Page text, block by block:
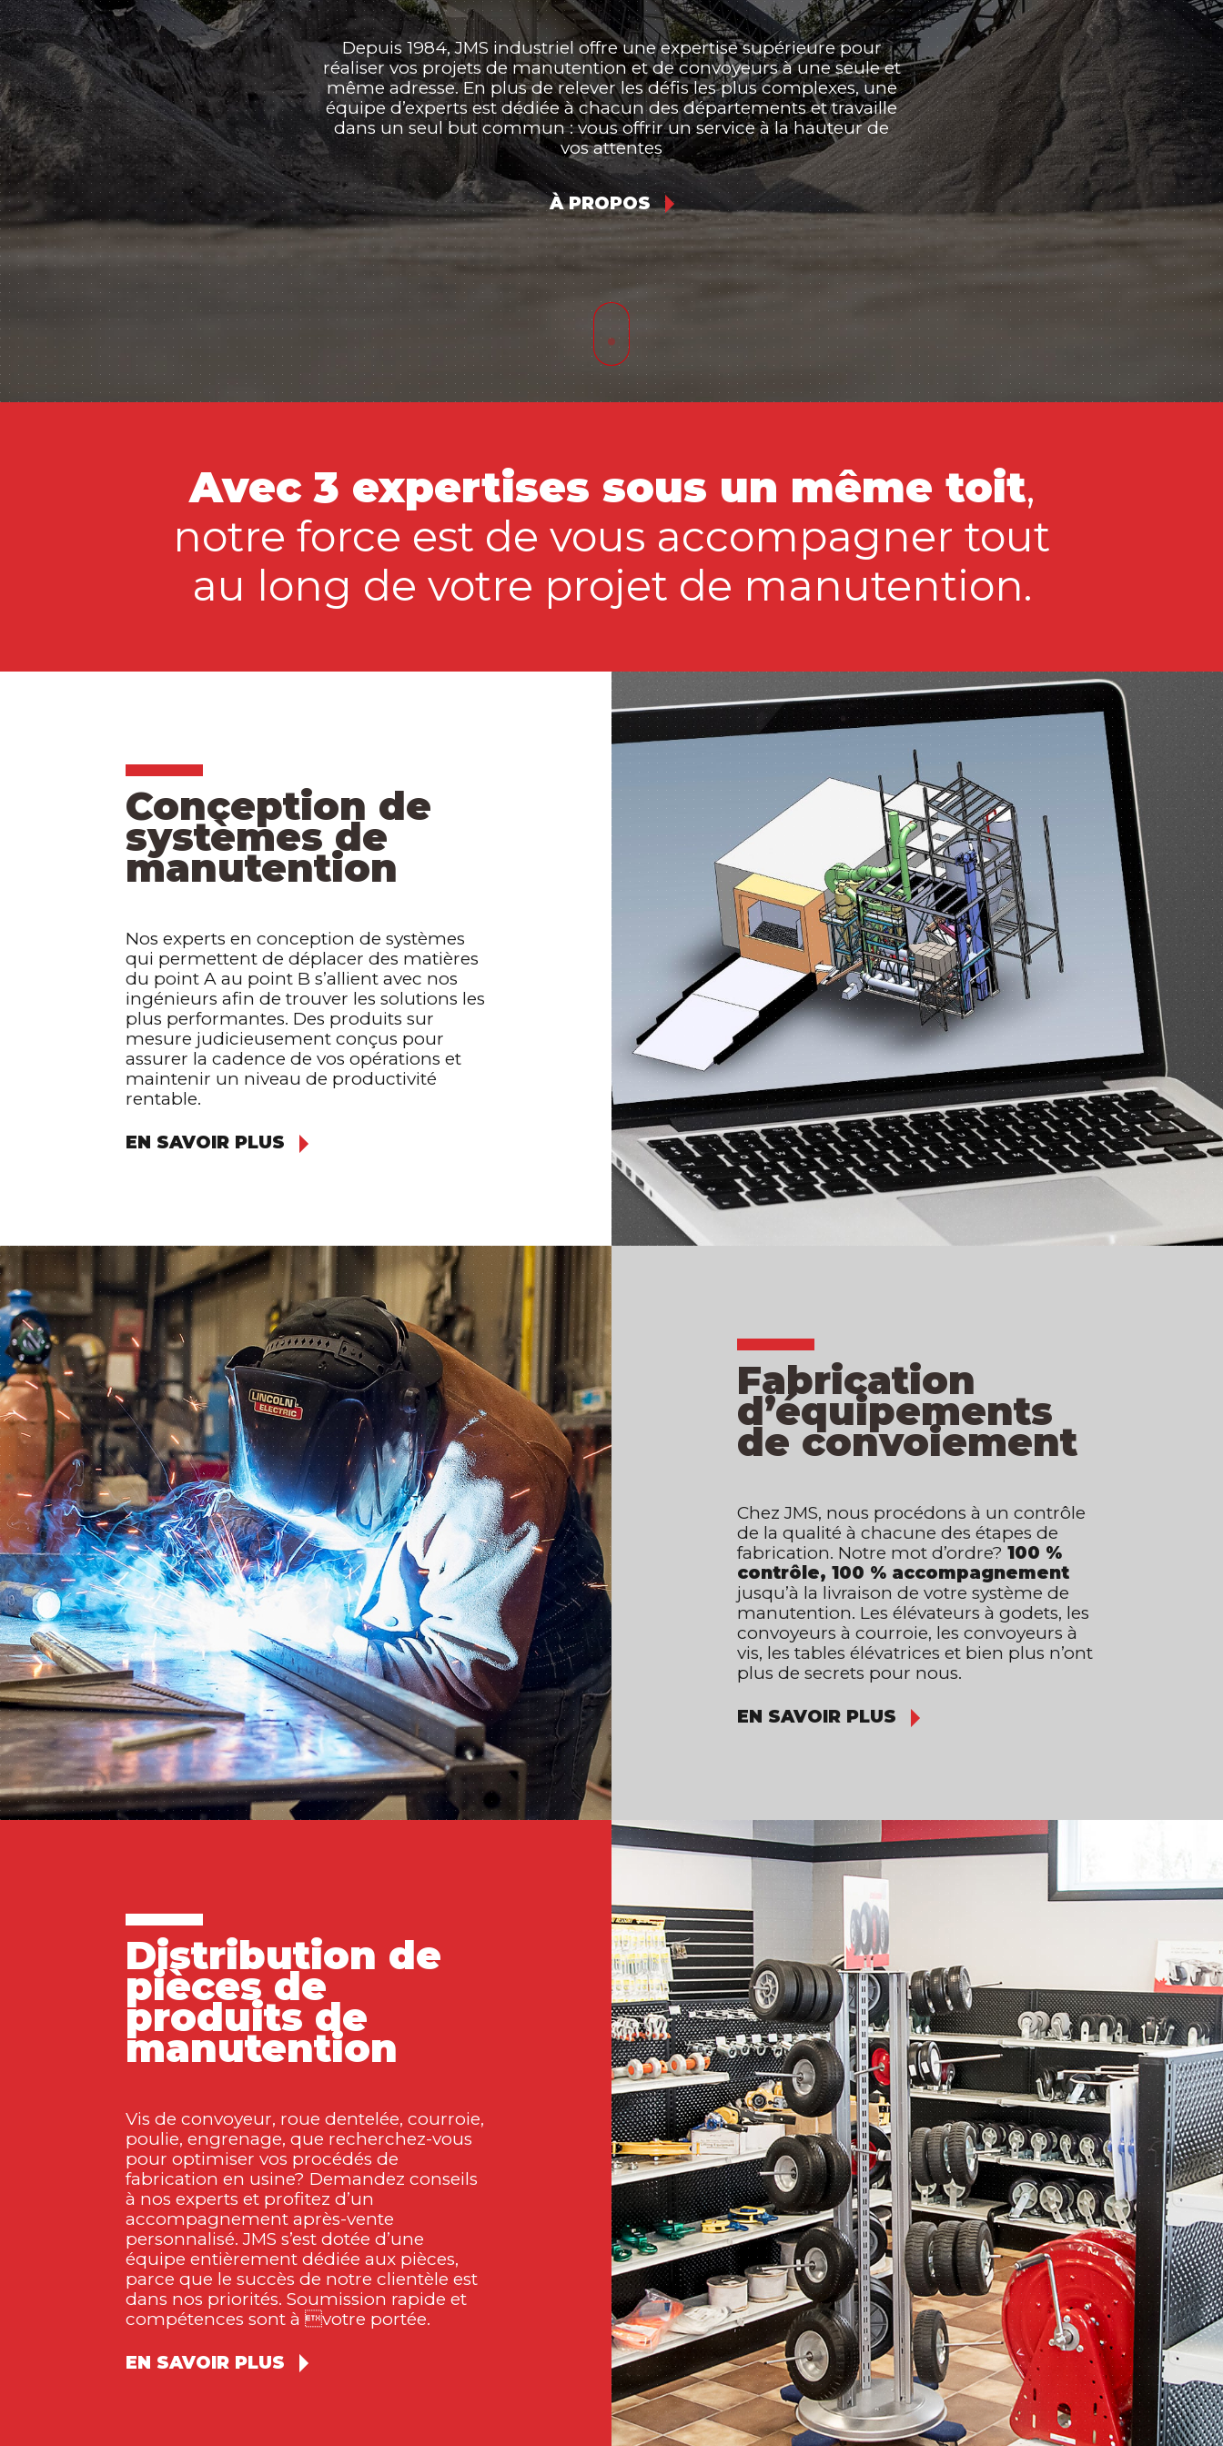
Depuis 1984, JMS industriel offre une expertise supérieure pour
réaliser vos projets de manutention et de convoyeurs à une seule et
même adresse. En plus de relever les défis les plus complexes, une
équipe d’experts est dédiée à chacun des départements et travaille
dans un seul but commun : vous offrir un service à la hauteur de
vos attentes
À PROPOS
Avec 3 expertises sous un même toit,
notre force est de vous accompagner tout
au long de votre projet de manutention.
Conception de
systèmes de
manutention
Nos experts en conception de systèmes
qui permettent de déplacer des matières
du point A au point B s’allient avec nos
ingénieurs afin de trouver les solutions les
plus performantes. Des produits sur
mesure judicieusement conçus pour
assurer la cadence de vos opérations et
maintenir un niveau de productivité
rentable.
EN SAVOIR PLUS
Fabrication
d’équipements
de convoiement
Chez JMS, nous procédons à un contrôle
de la qualité à chacune des étapes de
fabrication. Notre mot d’ordre? 100 %
contrôle, 100 % accompagnement
jusqu’à la livraison de votre système de
manutention. Les élévateurs à godets, les
convoyeurs à courroie, les convoyeurs à
vis, les tables élévatrices et bien plus n’ont
plus de secrets pour nous.
EN SAVOIR PLUS
Distribution de
pièces de
produits de
manutention
Vis de convoyeur, roue dentelée, courroie,
poulie, engrenage, que recherchez-vous
pour optimiser vos procédés de
fabrication en usine? Demandez conseils
à nos experts et profitez d’un
accompagnement après-vente
personnalisé. JMS s’est dotée d’une
équipe entièrement dédiée aux pièces,
parce que le succès de notre clientèle est
dans nos priorités. Soumission rapide et
compétences sont à votre portée.
EN SAVOIR PLUS